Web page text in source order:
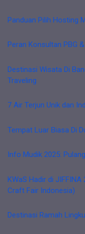
Panduan Pilih Hosting
Peran Konsultan PBG
Destinasi Wisata Di
Traveling
7 Air Terjun Unik dan
Tempat Luar Biasa Di
Info Mudik 2025:
KWaS Hadir di
Craft Fair Indonesia)
Destinasi Ramah